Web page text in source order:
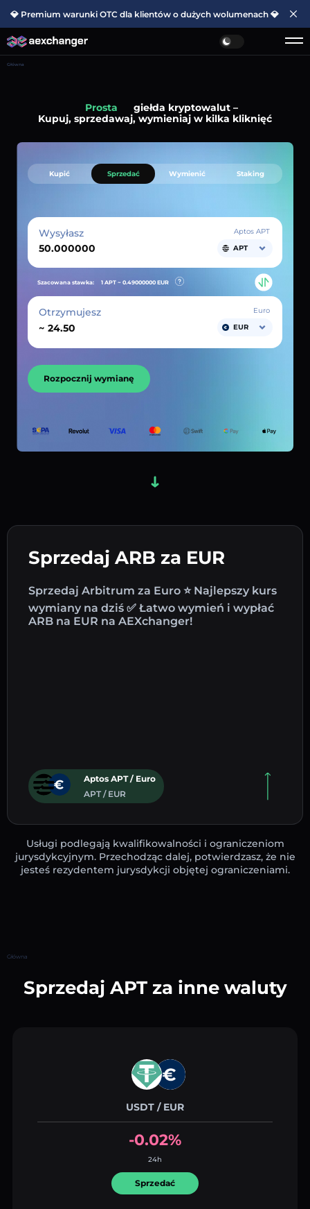
💎 Premium warunki OTC dla klientów o dużych wolumenach 💎
Główna
Prosta
giełda kryptowalut –
Kupuj, sprzedawaj, wymieniaj w kilka kliknięć
Sprzedaj ARB za EUR
Sprzedaj Arbitrum za Euro ⭐ Najlepszy kurs
wymiany na dziś ✅ Łatwo wymień i wypłać
ARB na EUR na AEXchanger!
Aptos APT / Euro
APT / EUR
Kupić Sprzedać Wymienić Staking
Wysyłasz
Aptos APT
APT
Szacowana stawka: 1 APT ~ 0.49000000 EUR
Otrzymujesz
~
Euro
EUR
Rozpocznij wymianę
Usługi podlegają kwalifikowalności i ograniczeniom
jurysdykcyjnym. Przechodząc dalej, potwierdzasz, że nie
jesteś rezydentem jurysdykcji objętej ograniczeniami.
Główna
Sprzedaj APT za inne waluty
USDT / EUR
-0.02%
24h
Sprzedać